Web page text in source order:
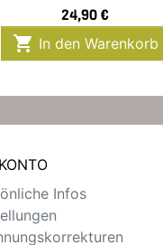
Preis
24,90 €
 In den Warenkorb
Infos